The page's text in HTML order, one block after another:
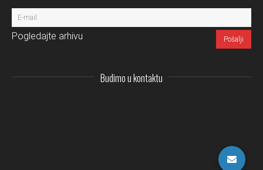
Pogledajte arhivu
Budimo u kontaktu